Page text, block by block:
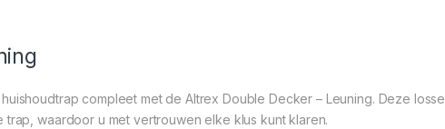
compleet met de Altrex Double Decker – Leuning. Deze
waardoor u met vertrouwen elke klus kunt klaren.